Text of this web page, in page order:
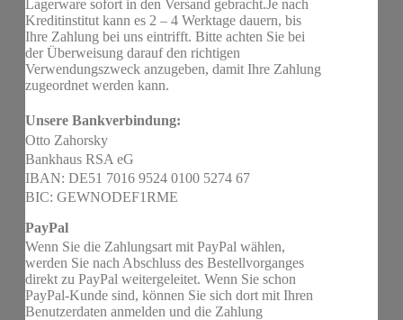
Lagerware sofort in den Versand gebracht.Je nach
Kreditinstitut kann es 2 – 4 Werktage dauern, bis
Ihre Zahlung bei uns eintrifft. Bitte achten Sie bei
der Überweisung darauf den richtigen
Verwendungszweck anzugeben, damit Ihre Zahlung
zugeordnet werden kann.
Unsere Bankverbindung:
Otto Zahorsky
Bankhaus RSA eG
IBAN: DE51 7016 9524 0100 5274 67
BIC: GEWNODEF1RME
PayPal
Wenn Sie die Zahlungsart mit PayPal wählen,
werden Sie nach Abschluss des Bestellvorganges
direkt zu PayPal weitergeleitet. Wenn Sie schon
PayPal-Kunde sind, können Sie sich dort mit Ihren
Benutzerdaten anmelden und die Zahlung